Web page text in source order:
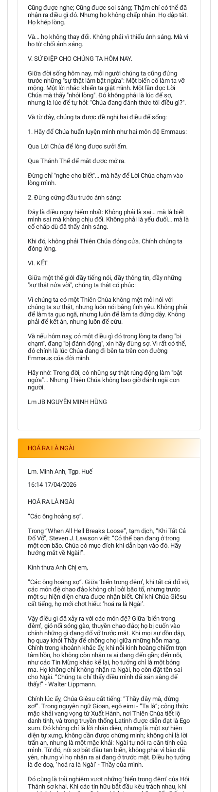
Cũng được nghe; Cũng được soi sáng; Thậm chí có thể đã
nhận ra điều gì đó. Nhưng họ không chấp nhận. Họ dập tắt.
Họ khép lòng.
Và... họ không thay đổi. Không phải vì thiếu ánh sáng. Mà vì
họ từ chối ánh sáng.
V. SỨ ĐIỆP CHO CHÚNG TA HÔM NAY.
Giữa đời sống hôm nay, mỗi người chúng ta cũng đứng
trước những "sự thật làm bật ngửa": Một biến cố làm ta vỡ
mộng. Một lời nhắc khiến ta giật mình. Một lần đọc Lời
Chúa mà thấy "nhói lòng". Đó không phải là lúc để sợ,
nhưng là lúc để tự hỏi: "Chúa đang đánh thức tôi điều gì?".
Và từ đây, chúng ta được đề nghị hai điều để sống:
1. Hãy để Chúa huấn luyện mình như hai môn đệ Emmaus:
Qua Lời Chúa để lòng được sưởi ấm.
Qua Thánh Thể để mắt được mở ra.
Đừng chỉ "nghe cho biết"... mà hãy để Lời Chúa chạm vào
lòng mình.
2. Đừng cứng đầu trước ánh sáng:
Đây là điều nguy hiểm nhất: Không phải là sai… mà là biết
mình sai mà không chịu đổi. Không phải là yếu đuối… mà là
cố chấp dù đã thấy ánh sáng.
Khi đó, không phải Thiên Chúa đóng cửa. Chính chúng ta
đóng lòng.
VI. KẾT.
Giữa một thế giới đầy tiếng nói, đầy thông tin, đầy những
"sự thật nửa vời", chúng ta thật có phúc:
Vì chúng ta có một Thiên Chúa không mệt mỏi nói với
chúng ta sự thật, nhưng luôn nói bằng tình yêu. Không phải
để làm ta gục ngã, nhưng luôn để làm ta đứng dậy. Không
phải để kết án, nhưng luôn để cứu.
Và nếu hôm nay, có một điều gì đó trong lòng ta đang "bị
chạm", đang "bị đánh động", xin hãy đừng sợ. Vì rất có thể,
đó chính là lúc Chúa đang đi bên ta trên con đường
Emmaus của đời mình.
Hãy nhớ: Trong đời, có những sự thật rúng động làm "bật
ngửa"... Nhưng Thiên Chúa không bao giờ đánh ngã con
người.
Lm JB NGUYỄN MINH HÙNG
HOÁ RA LÀ NGÀI
Lm. Minh Anh, Tgp. Huế
16:14 17/04/2026
HOÁ RA LÀ NGÀI
“Các ông hoảng sợ”.
Trong “When All Hell Breaks Loose”, tạm dịch, “Khi Tất Cả
Đổ Vỡ”, Steven J. Lawson viết: “Có thể bạn đang ở trong
một cơn bão. Chúa có mục đích khi dẫn bạn vào đó. Hãy
hướng mắt về Ngài!”.
Kính thưa Anh Chị em,
“Các ông hoảng sợ”. Giữa ‘biển trong đêm’, khi tất cả đổ vỡ,
các môn đệ chao đảo không chỉ bởi bão tố, nhưng trước
một sự hiện diện chưa được nhận biết. Chỉ khi Chúa Giêsu
cất tiếng, họ mới chợt hiểu: ‘hoá ra là Ngài’.
Vậy điều gì đã xảy ra với các môn đệ? Giữa ‘biển trong
đêm’, gió nổi sóng gào, thuyền chao đảo; họ bị cuốn vào
chính những gì đang đổ vỡ trước mắt. Khi mọi sự dồn dập,
họ quay khỏi Thầy để chống chọi giữa những hỗn mang.
Chính trong khoảnh khắc ấy, khi nỗi kinh hoàng chiếm trọn
tâm hồn, họ không còn nhận ra ai đang đến gần; đến nỗi,
như các Tin Mừng khác kể lại, họ tưởng chỉ là một bóng
ma. Họ không chỉ không nhận ra Ngài, họ còn đặt tên sai
cho Ngài. “Chúng ta chỉ thấy điều mình đã sẵn sàng để
thấy!” - Walter Lippmann.
Chính lúc ấy, Chúa Giêsu cất tiếng: “Thầy đây mà, đừng
sợ!”. Trong nguyên ngữ Gioan, egō eimi - “Ta là”; công thức
mặc khải vang vọng từ Xuất Hành, nơi Thiên Chúa tiết lộ
danh tính, và trong truyền thống Latinh được diễn đạt là Ego
sum. Đó không chỉ là lời nhận diện, nhưng là một sự hiện
diện tự xưng, không cần được chứng minh; không chỉ là lời
trấn an, nhưng là một mặc khải: Ngài tự nói ra căn tính của
mình. Từ đó, nỗi sợ bắt đầu tan biến, không phải vì bão đã
yên, nhưng vì họ nhận ra ai đang ở trước mặt. Điều họ tưởng
là đe doạ, ‘hoá ra là Ngài’ - Thầy của mình.
Đó cũng là trải nghiệm vượt những ‘biển trong đêm’ của Hội
Thánh sơ khai. Khi các tín hữu bắt đầu kêu trách nhau, khi